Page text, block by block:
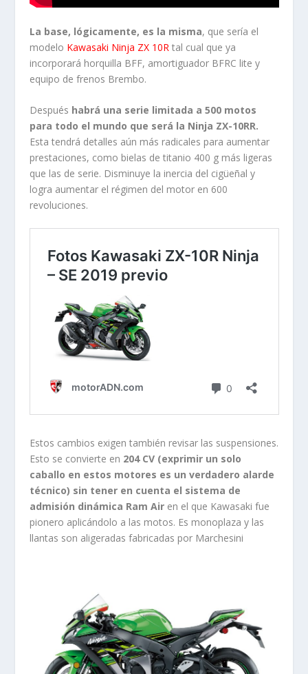
La base, lógicamente, es la misma, que sería el
modelo Kawasaki Ninja ZX 10R tal cual que ya
incorporará horquilla BFF, amortiguador BFRC lite y
equipo de frenos Brembo.
Después habrá una serie limitada a 500 motos
para todo el mundo que será la Ninja ZX-10RR.
Esta tendrá detalles aún más radicales para aumentar
prestaciones, como bielas de titanio 400 g más ligeras
que las de serie. Disminuye la inercia del cigüeñal y
logra aumentar el régimen del motor en 600
revoluciones.
Estos cambios exigen también revisar las suspensiones.
Esto se convierte en 204 CV (exprimir un solo
caballo en estos motores es un verdadero alarde
técnico) sin tener en cuenta el sistema de
admisión dinámica Ram Airen el que Kawasaki fue
pionero aplicándolo a las motos. Es monoplaza y las
llantas son aligeradas fabricadas por Marchesini